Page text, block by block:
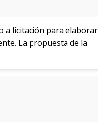
a licitación para elaborar
La propuesta de la